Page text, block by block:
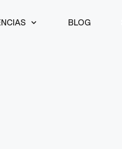
BLOG